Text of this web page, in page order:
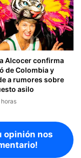
Alcocer confirma
de Colombia y
a rumores sobre
asilo
opinión nos